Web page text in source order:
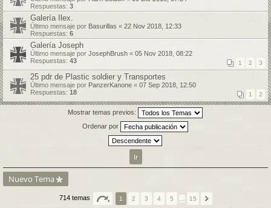
Respuestas: 3
Galería Ilex.
Último mensaje por Basurillas « 22 Nov 2018, 12:33
Respuestas: 6
Galería Joseph
Último mensaje por JosephBrush « 05 Nov 2018, 08:22
Respuestas: 43 1 2 3
25 pdr de Plastic soldier y Transportes
Último mensaje por PanzerKanone « 07 Sep 2018, 12:50
Respuestas: 18 1 2
Mostrar temas previos:
Ordenar por
Nuevo Tema
714 temas 1 2 3 4 5 15